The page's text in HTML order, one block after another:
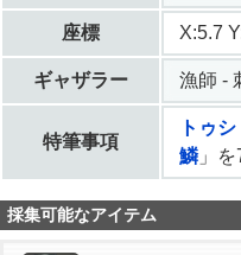
座標 X:5.7
ギャザラー 漁師 -
特筆事項
トゥ
鱗」を
採集可能なアイテム